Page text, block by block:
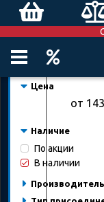
Цена
от
Наличие
По акции
В наличии
Производитель